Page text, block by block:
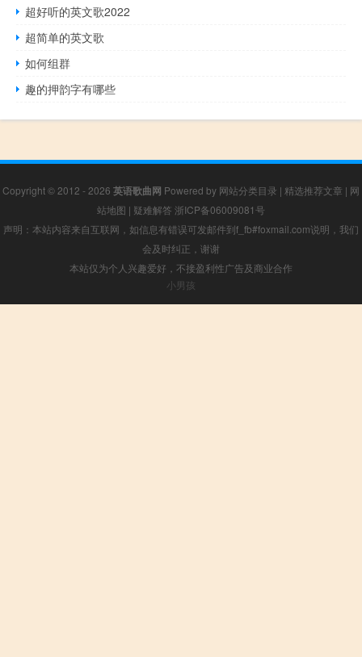
超好听的英文歌2022
超简单的英文歌
如何组群
趣的押韵字有哪些
Copyright © 2012 - 2026 英语歌曲网 Powered by 网站分类目录 | 精选推荐文章 | 网
站地图 | 疑难解答 浙ICP备06009081号
声明：本站内容来自互联网，如信息有错误可发邮件到f_fb#foxmail.com说明，我们
会及时纠正，谢谢
本站仅为个人兴趣爱好，不接盈利性广告及商业合作
小男孩